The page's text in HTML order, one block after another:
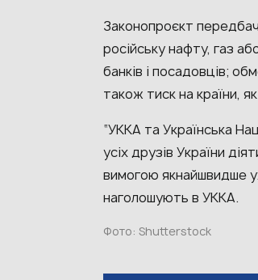
Законопроєкт
російську нафту, газ
банків і посадовців;
також тиск на країни,
“УККА та Українська
усіх друзів України
вимогою якнайшвидше
наголошують в УККА.
Фото: Shutterstock